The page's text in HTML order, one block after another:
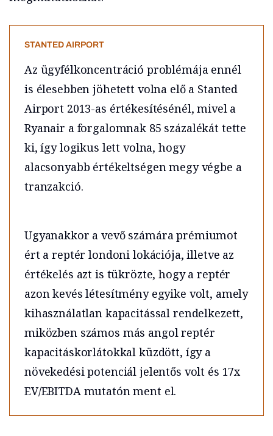
STANTED AIRPORT
Az ügyfélkoncentráció problémája ennél
is élesebben jöhetett volna elő a Stanted
Airport 2013-as értékesítésénél, mivel a
Ryanair a forgalomnak 85 százalékát tette
ki, így logikus lett volna, hogy
alacsonyabb értékeltségen megy végbe a
tranzakció.
Ugyanakkor a vevő számára prémiumot
ért a reptér londoni lokációja, illetve az
értékelés azt is tükrözte, hogy a reptér
azon kevés létesítmény egyike volt, amely
kihasználatlan kapacitással rendelkezett,
miközben számos más angol reptér
kapacitáskorlátokkal küzdött, így a
növekedési potenciál jelentős volt és 17x
EV/EBITDA mutatón ment el.